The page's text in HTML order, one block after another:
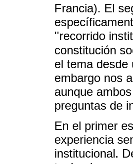
Francia). El
''recorrido
constitución
el tema desde
embargo nos
aunque
preguntas de
En el primer
experiencia
institucional.